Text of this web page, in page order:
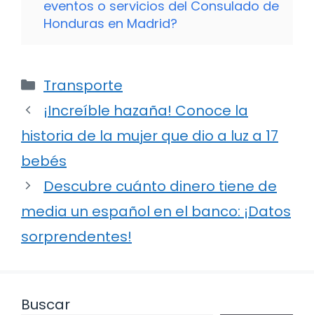
eventos o servicios del Consulado de
Honduras en Madrid?
Categorías
Transporte
¡Increíble hazaña! Conoce la
historia de la mujer que dio a luz a 17
bebés
Descubre cuánto dinero tiene de
media un español en el banco: ¡Datos
sorprendentes!
Buscar